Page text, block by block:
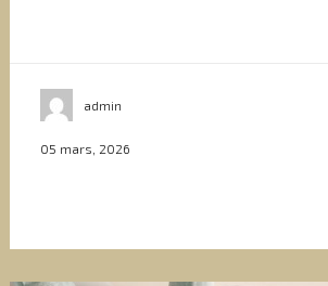
admin
05 mars, 2026